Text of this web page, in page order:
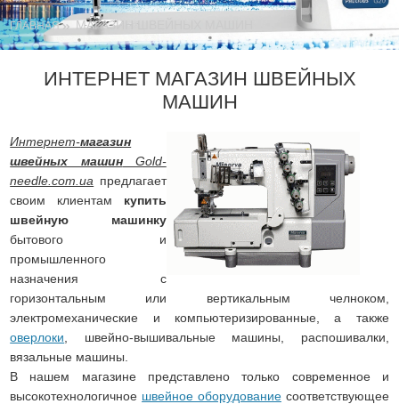
ГЛАВНАЯ МАГАЗИН ШВЕЙНЫХ МАШИН
ИНТЕРНЕТ МАГАЗИН ШВЕЙНЫХ
МАШИН
Интернет-магазин
швейных машинGold-
needle.com.ua предлагает
своим клиентам купить
швейную машинку
бытового и
промышленного
назначения с
горизонтальным или вертикальным челноком,
электромеханические и компьютеризированные, а также
оверлоки , швейно-вышивальные машины, распошивалки,
вязальные машины.
В нашем магазине представлено только современное и
высокотехнологичное швейное оборудованиесоответствующее